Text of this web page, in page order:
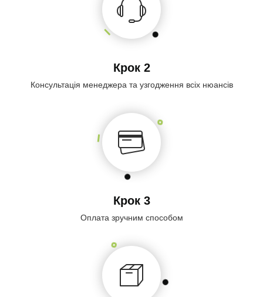
Крок 2
Консультація менеджера та узгодження всіх нюансів
Крок 3
Оплата зручним способом